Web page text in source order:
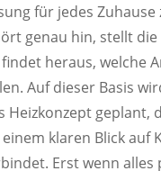
für jedes Zuhause
genau hin, stellt
heraus, welche
Auf dieser Basis
Heizkonzept geplant,
klaren Blick auf
Erst wenn alles